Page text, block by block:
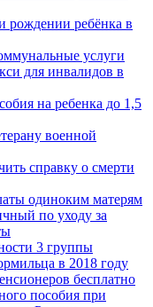
рождении ребёнка в
услуги
для инвалидов в
на ребенка до 1,5
военной
справку о смерти
одиноким матерям
по уходу за
3 группы
в 2018 году
бесплатно
пособия при